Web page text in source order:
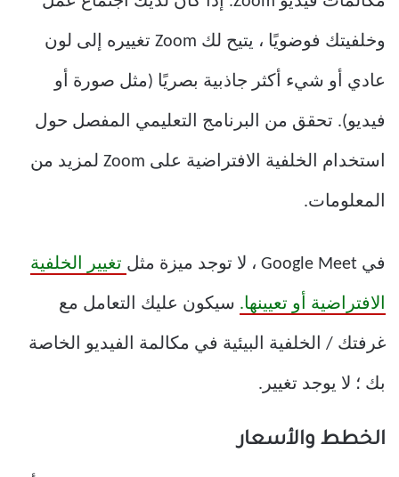
وخلفيتك فوضويًا ، يتيح لك Zoom تغييره إلى لون
عادي أو شيء أكثر جاذبية بصريًا (مثل صورة أو
فيديو). تحقق من البرنامج التعليمي المفصل حول
استخدام الخلفية الافتراضية على Zoom لمزيد من
المعلومات.
في Google Meet ، لا توجد ميزة مثل تغيير الخلفية
الافتراضية أو تعيينها. سيكون عليك التعامل مع
غرفتك / الخلفية البيئية في مكالمة الفيديو الخاصة
بك ؛ لا يوجد تغيير.
الخطط والأسعار